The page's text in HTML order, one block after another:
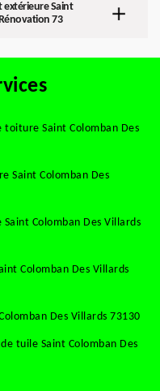
Saint
73
Saint Colomban Des
Saint Colomban Des
Colomban Des Villards
Colomban Des Villards
Des Villards 73130
tuile Saint Colomban Des